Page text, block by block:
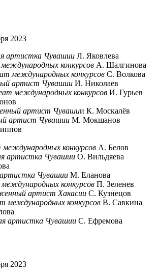
2023
артистка Чувашии Л. Яковлева
конкурсов А. Шалгинова
международных конкурсов С. Волкова
артист Чувашии И. Николаев
международных конкурсов И. Гурьев
артист Чувашии К. Москалёв
артист Чувашии М. Мокшанов
конкурсов А. Белов
артистка Чувашии О. Вильдяева
Чувашии М. Еланова
конкурсов П. Зеленев
артист Хакасии С. Кузнецов
международных конкурсов В. Савкина
артистка Чувашии С. Ефремова
2023